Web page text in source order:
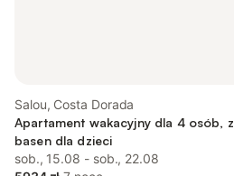
Salou, Costa Dorada
Apartament wakacyjny dla 4 osób, z
basen dla dzieci
sob., 15.08 - sob., 22.08